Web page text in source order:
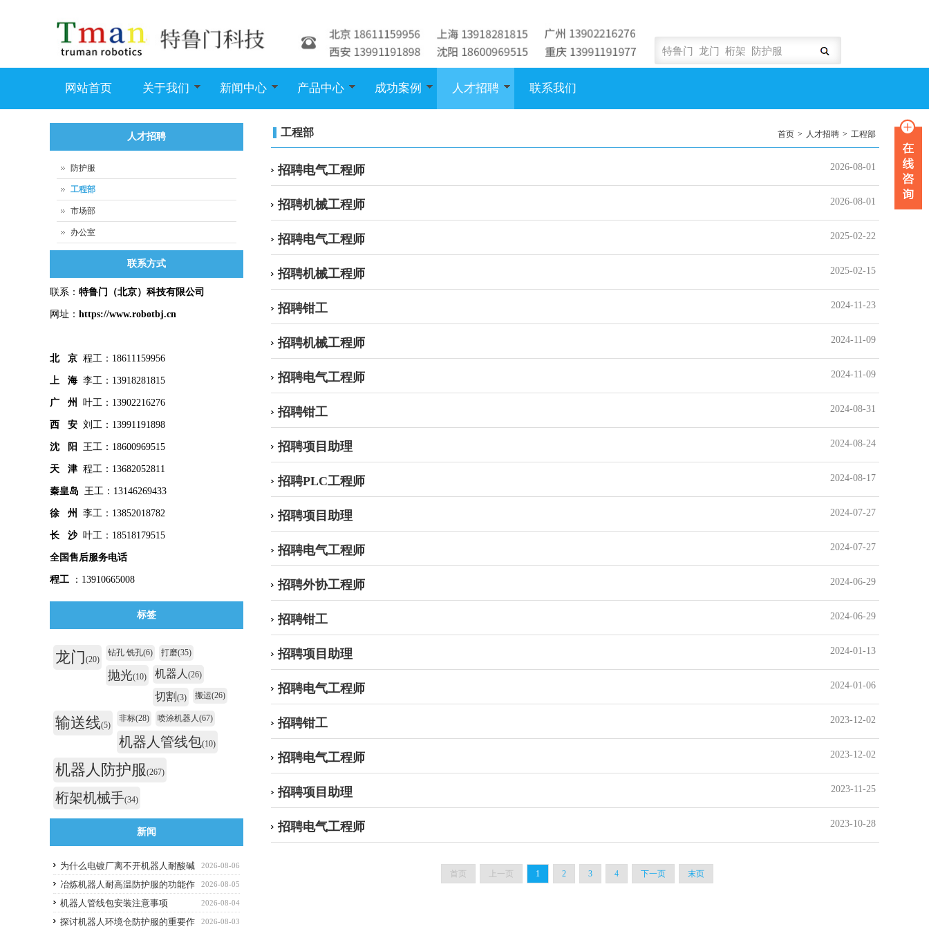
网站首页 关于我们 新闻中心 产品中心 成功案例 人才招聘 联系我们
首页 > 人才招聘 > 工程部
工程部
2026-08-01
招聘电气工程师
2026-08-01
招聘机械工程师
2025-02-22
招聘电气工程师
2025-02-15
招聘机械工程师
2024-11-23
招聘钳工
2024-11-09
招聘机械工程师
2024-11-09
招聘电气工程师
2024-08-31
招聘钳工
2024-08-24
招聘项目助理
2024-08-17
招聘PLC工程师
2024-07-27
招聘项目助理
2024-07-27
招聘电气工程师
2024-06-29
招聘外协工程师
2024-06-29
招聘钳工
2024-01-13
招聘项目助理
2024-01-06
招聘电气工程师
2023-12-02
招聘钳工
2023-12-02
招聘电气工程师
2023-11-25
招聘项目助理
2023-10-28
招聘电气工程师
首页 上一页 1 2 3 4 下一页 末页
人才招聘
防护服
工程部
市场部
办公室
联系方式
联系： 特鲁门 （北京）科技有限公司
网址： https://www.robotbj.cn
北 京 程工：18611159956
上 海 李工：13918281815
广 州 叶工：13902216276
西 安 刘工：13991191898
沈 阳 王工：18600969515
天 津 程工：13682052811
秦皇岛 王工：13146269433
徐 州 李工：13852018782
长 沙叶工：18518179515
全国售后服务电话
程工 ：13910665008
标签
龙门(20)
钻孔 铣孔(6) 打磨(35)
抛光(10) 机器人 (26)
切割 (3) 搬运(26)
输送线(5)
非标(28) 喷涂机器人(67)
机器人管线包(10)
机器人防护服(267)
桁架机械手(34)
新闻
2026-08-06
为什么电镀厂离不开机器人耐酸碱
防护服
2026-08-05
冶炼机器人耐高温防护服的功能作
用
2026-08-04
机器人管线包安装注意事项
2026-08-03
探讨机器人环境仓防护服的重要作